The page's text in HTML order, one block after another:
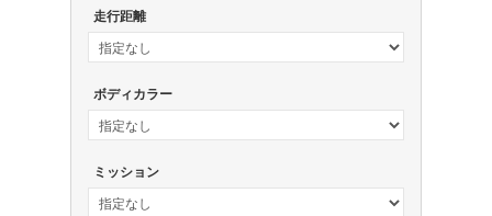
走行距離
ボディカラー
ミッション